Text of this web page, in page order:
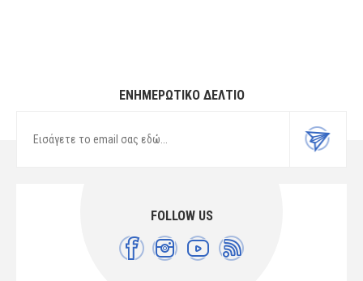
ΕΝΗΜΕΡΩΤΙΚΌ ΔΕΛΤΊΟ
FOLLOW US